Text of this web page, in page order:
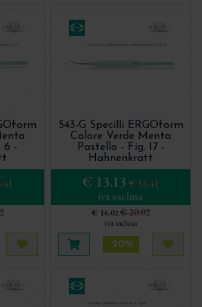
6 -
Acquista più tardi
543-G Specilli ERGOform
Colore Verde Menta
Pastello - Fig. 17 -
Hahnenkratt
€ 13.13 € 16.41
iva esclusa
€ 16.02€ 20.02
iva inclusa
Aggiungi al carrello
-20%